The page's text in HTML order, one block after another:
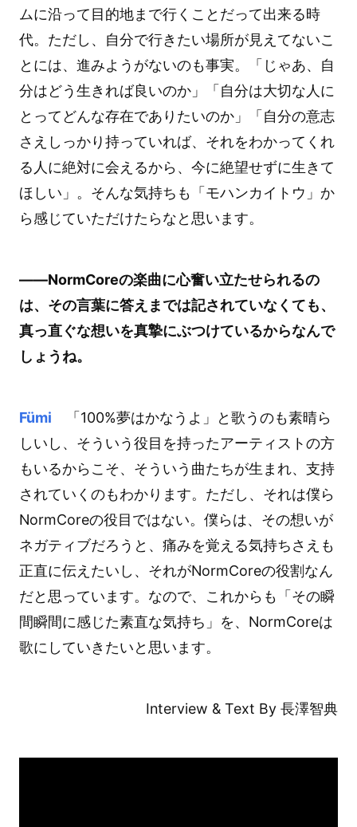
ムに沿って目的地まで行くことだって出来る時
代。ただし、自分で行きたい場所が見えてないこ
とには、進みようがないのも事実。「じゃあ、自
分はどう生きれば良いのか」「自分は大切な人に
とってどんな存在でありたいのか」「自分の意志
さえしっかり持っていれば、それをわかってくれ
る人に絶対に会えるから、今に絶望せずに生きて
ほしい」。そんな気持ちも「モハンカイトウ」か
ら感じていただけたらなと思います。
――NormCoreの楽曲に心奮い立たせられるの
は、その言葉に答えまでは記されていなくても、
真っ直ぐな想いを真摯にぶつけているからなんで
しょうね。
Fümi
「100%夢はかなうよ」と歌うのも素晴ら
しいし、そういう役目を持ったアーティストの方
もいるからこそ、そういう曲たちが生まれ、支持
されていくのもわかります。ただし、それは僕ら
NormCoreの役目ではない。僕らは、その想いが
ネガティブだろうと、痛みを覚える気持ちさえも
正直に伝えたいし、それがNormCoreの役割なん
だと思っています。なので、これからも「その瞬
間瞬間に感じた素直な気持ち」を、NormCoreは
歌にしていきたいと思います。
Interview & Text By 長澤智典